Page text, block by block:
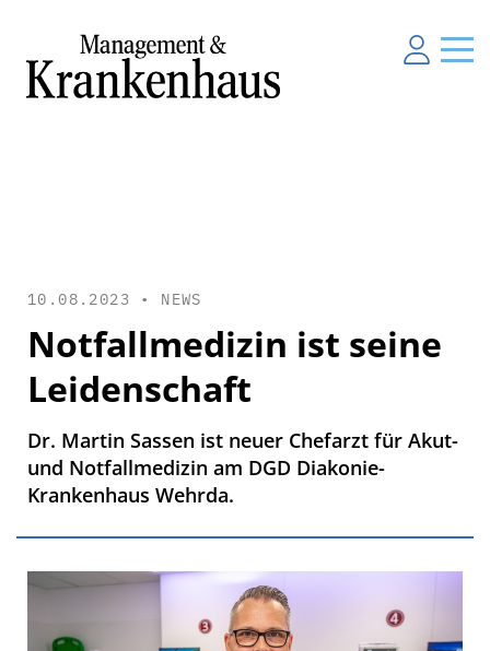
10.08.2023 • NEWS
Notfallmedizin ist seine
Leidenschaft
Dr. Martin Sassen ist neuer Chefarzt für Akut-
und Notfallmedizin am DGD Diakonie-
Krankenhaus Wehrda.